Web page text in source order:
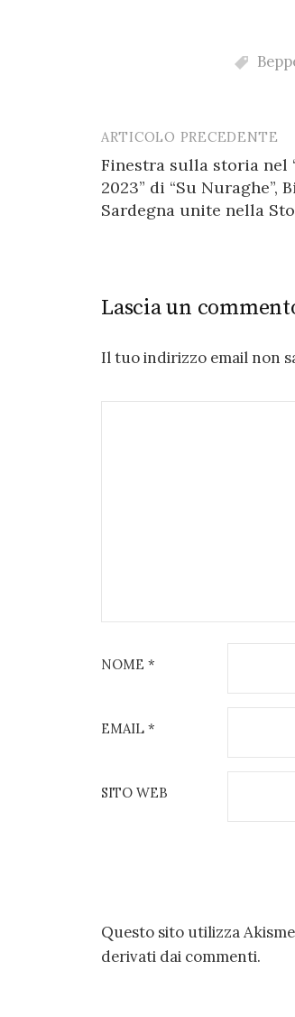
Post
navigation
ARTICOLO PRECEDENTE
Finestra sulla storia nel
2023” di “Su Nuraghe”,
Sardegna unite nella
Lascia un
Il tuo indirizzo email non
NOME *
EMAIL *
SITO WEB
Questo sito utilizza
derivati dai commenti.